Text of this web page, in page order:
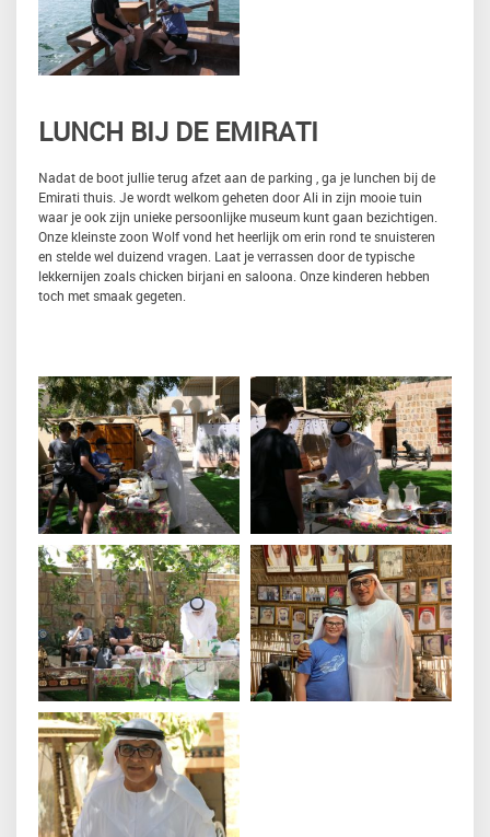
LUNCH BIJ DE EMIRATI
Nadat de boot jullie terug afzet aan de parking , ga je lunchen bij de
Emirati thuis. Je wordt welkom geheten door Ali in zijn mooie tuin
waar je ook zijn unieke persoonlijke museum kunt gaan bezichtigen.
Onze kleinste zoon Wolf vond het heerlijk om erin rond te snuisteren
en stelde wel duizend vragen. Laat je verrassen door de typische
lekkernijen zoals chicken birjani en saloona. Onze kinderen hebben
toch met smaak gegeten.